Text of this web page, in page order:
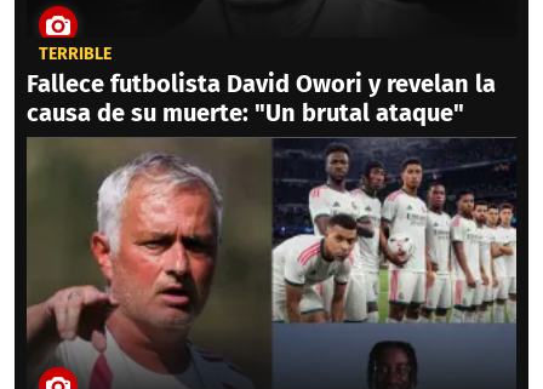
TERRIBLE
Fallece futbolista David Owori y revelan la
causa de su muerte: "Un brutal ataque"